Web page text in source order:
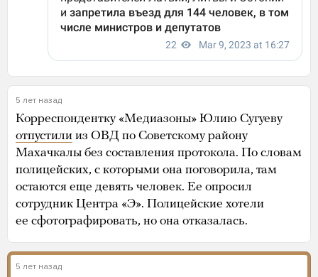
5 лет назад
Корреспондентку «Медиазоны» Юлию Сугуеву
отпустили из ОВД по Советскому району
Махачкалы без составления протокола. По словам
полицейских, с которыми она поговорила, там
остаются еще девять человек. Ее опросил
сотрудник Центра «Э». Полицейские хотели
ее сфотографировать, но она отказалась.
5 лет назад